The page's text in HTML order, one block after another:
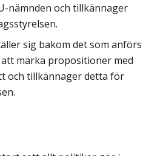
nämnden och tillkännager
sig bakom det som anförs
märka propositioner med
och tillkännager detta för